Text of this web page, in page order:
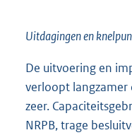
Uitdagingen en
De uitvoering en
verloopt
zeer.
NRPB, trage